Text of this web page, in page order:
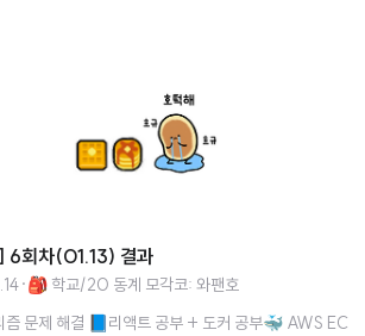
6회차(01.13) 결과
·🎒 학교/20 동계 모각코: 와팬호
즘 문제 해결 📘리액트 공부 + 도커 공부🐳 AWS EC